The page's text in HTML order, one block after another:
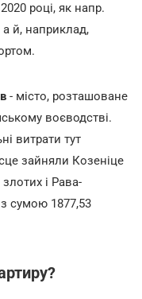
році, як напр.
а й, наприклад,
- місто, розташоване
воєводстві.
витрати тут
зайняли Козеніце
і Рава-
сумою 1877,53